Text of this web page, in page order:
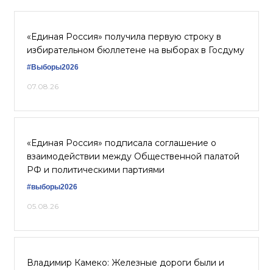
«Единая Россия» получила первую строку в
избирательном бюллетене на выборах в Госдуму
#Выборы2026
07.08.26
«Единая Россия» подписала соглашение о
взаимодействии между Общественной палатой
РФ и политическими партиями
#выборы2026
05.08.26
Владимир Камеко: Железные дороги были и